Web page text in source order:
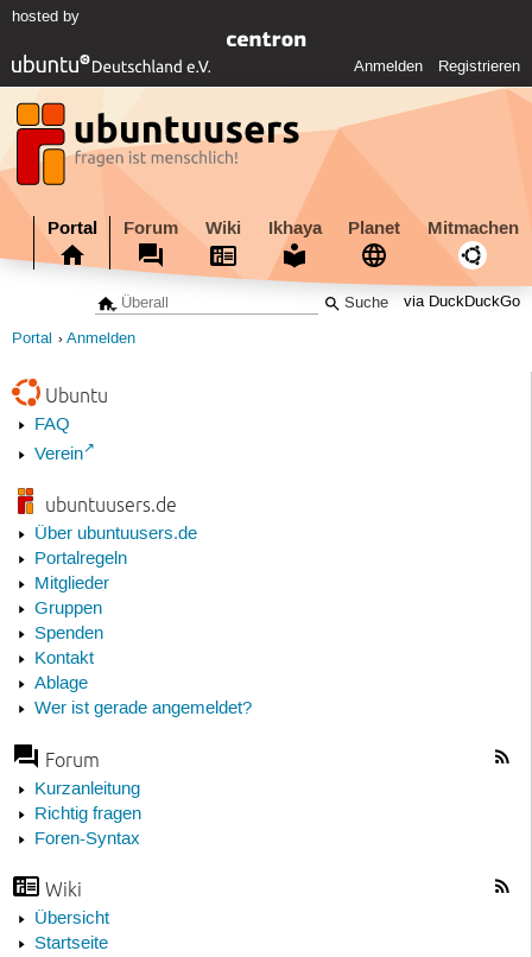
hosted by
Anmelden Registrieren
Portal Forum Wiki Ikhaya Planet Mitmachen
via DuckDuckGo
Portal Anmelden
Ubuntu
FAQ
Verein
ubuntuusers.de
Über ubuntuusers.de
Portalregeln
Mitglieder
Gruppen
Spenden
Kontakt
Ablage
Wer ist gerade angemeldet?
Forum
Kurzanleitung
Richtig fragen
Foren-Syntax
Wiki
Übersicht
Startseite